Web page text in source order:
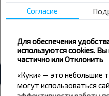
посадкой в Сенно((( При
звонить предварительно
4,0
Сенно - Минск
Согласие
Для обеспечения
используются cookies.
частично или Отклонить
«Куки» — это небольшие
могут использоваться